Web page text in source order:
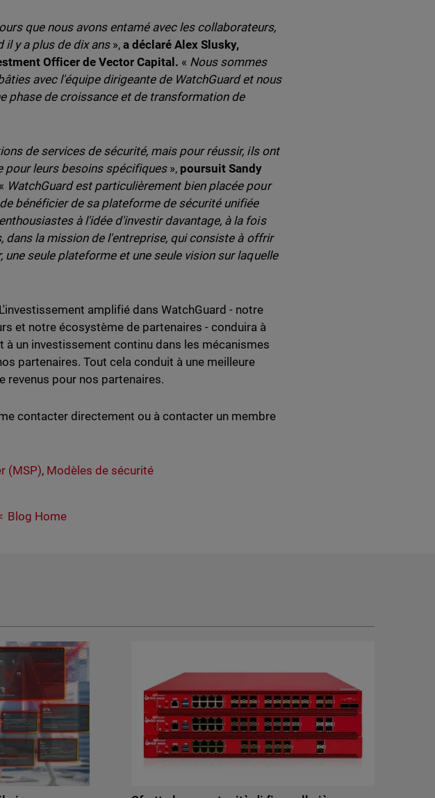
que nous avons entamé avec les collaborateurs,
il y a plus de dix ans»,a déclaré Alex Slusky,
Officer de Vector Capital. « Nous sommes
avec l'équipe dirigeante de WatchGuard et nous
phase de croissance et de transformation de
de services de sécurité, mais pour réussir, ils ont
pour leurs besoins spécifiques», poursuit Sandy
« WatchGuard est particulièrement bien placée pour
bénéficier de sa plateforme de sécurité unifiée
à l'idée d'investir davantage, à la fois
la mission de l'entreprise, qui consiste à offrir
une seule plateforme et une seule vision sur laquelle
amplifié dans WatchGuard - notre
et notre écosystème de partenaires - conduira à
un investissement continu dans les mécanismes
partenaires. Tout cela conduit à une meilleure
revenus pour nos partenaires.
contacter directement ou à contacter un membre
(MSP), Modèles de sécurité
Blog Home